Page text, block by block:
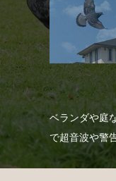
ベランダや庭
で超音波や警
鳩の侵入を防